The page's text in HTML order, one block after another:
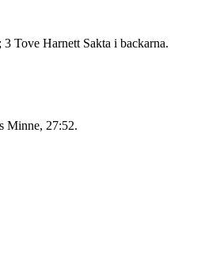
Tove Harnett Sakta i backarna.
Minne, 27:52.